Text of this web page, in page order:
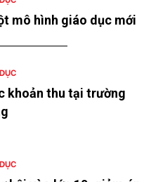
mô hình giáo dục mới
khoản thu tại trường